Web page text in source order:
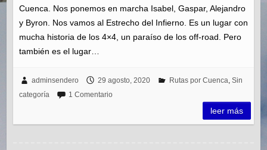
Cuenca. Nos ponemos en marcha Isabel, Gaspar, Alejandro
y Byron. Nos vamos al Estrecho del Infierno. Es un lugar con
mucha historia de los 4×4, un paraíso de los off-road. Pero
también es el lugar…
adminsendero 29 agosto, 2020 Rutas por Cuenca, Sin
categoría
1 Comentario
leer más